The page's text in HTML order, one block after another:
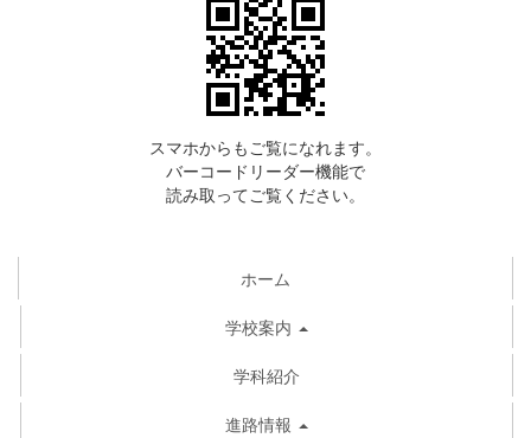
スマホからもご覧になれます。
バーコードリーダー機能で
読み取ってご覧ください。
ホーム
学校案内
学科紹介
進路情報